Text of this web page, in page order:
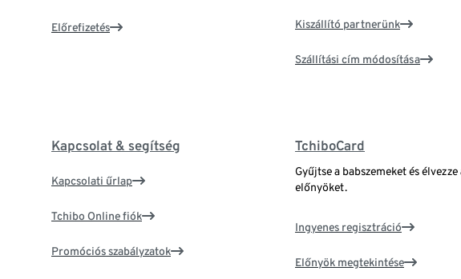
Előrefizetés Kiszállító partnerünk
Szállítási cím módosítása
Kapcsolat & segítség
Kapcsolati űrlap
Tchibo Online fiók
Promóciós szabályzatok
TchiboCard
Gyűjtse a babszemeket és
előnyöket.
Ingyenes regisztráció
Előnyök megtekintése